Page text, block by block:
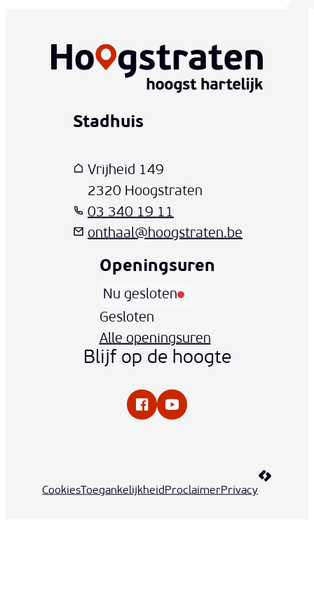
www-contact-text-name
Stadhuis
Adres
Vrijheid 149
,2320 Hoogstraten
03 340 19 11
E-mail
onthaal@hoogstraten.be
Openingsuren
Vandaag
Nu gesloten
Gesloten
Alle openingsuren
Blijf op de hoogte
FacebookYouTube
Cookies ToegankelijkheidProclaimerPrivacy
LCP nv